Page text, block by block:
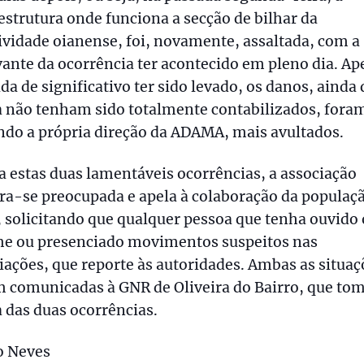
onde funciona a secção de bilhar da
oianense, foi, novamente, assaltada, com a
da ocorrência ter acontecido em pleno dia.
de significativo ter sido levado, os danos, ainda
não tenham sido totalmente contabilizados,
a própria direção da ADAMA, mais avultados.
estas duas lamentáveis ocorrências, a associação
se preocupada e apela à colaboração da
solicitando que qualquer pessoa que tenha ouvido
ou presenciado movimentos suspeitos nas
que reporte às autoridades. Ambas as
comunicadas à GNR de Oliveira do Bairro, que
das duas ocorrências.
Neves